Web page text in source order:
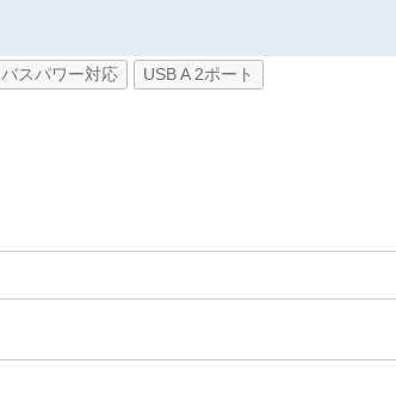
バスパワー対応 USB A 2ポート